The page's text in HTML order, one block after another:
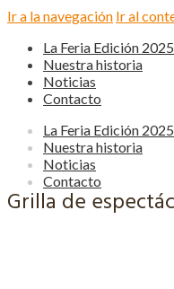
Ir a la navegación Ir al
La Feria Edición 2025
Nuestra historia
Noticias
Contacto
La Feria Edición 2025
Nuestra historia
Noticias
Contacto
Grilla de